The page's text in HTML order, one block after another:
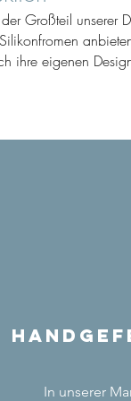
Großteil unserer
ihre eigenen
In unserer